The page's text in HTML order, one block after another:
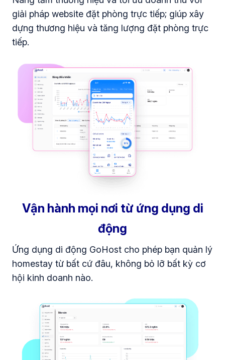
giải pháp website đặt phòng trực tiếp; giúp xây
dựng thương hiệu và tăng lượng đặt phòng trực
tiếp.
Vận hành mọi nơi từ ứng dụng di
động
Ứng dụng di động GoHost cho phép bạn quản lý
homestay từ bất cứ đâu, không bỏ lỡ bất kỳ cơ
hội kinh doanh nào.